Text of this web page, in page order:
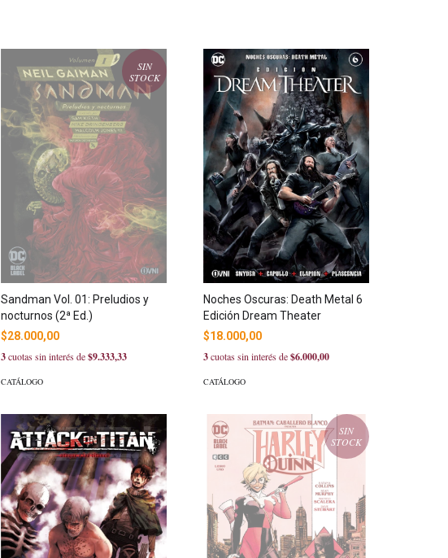
SIN
STOCK
Sandman Vol. 01: Preludios y
nocturnos (2ª Ed.)
$28.000,00
3cuotas sin interés de$9.333,33
CATÁLOGO
Noches Oscuras: Death Metal 6
Edición Dream Theater
$18.000,00
3cuotas sin interés de$6.000,00
CATÁLOGO
SIN
STOCK